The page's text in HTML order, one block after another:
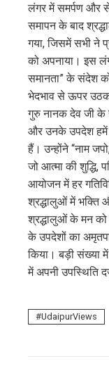
लंगर में समर्पण और
समापन के बाद
गया, जिसमें सभी ने
को अपनाया। इस
समानता” के संदेश
भेदभाव से ऊपर
गुरु नानक देव जी के
और उनके उपदेश हमें
हैं। उन्होंने “नाम
जो आत्मा की शुद्धि,
आयोजन में हर
श्रद्धालुओं में भक्ति
श्रद्धालुओं के मन को
के उपदेशों का
किया। बड़ी संख्या
में अपनी उपस्थिति
UdaipurViews